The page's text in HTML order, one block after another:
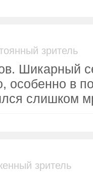
зритель
Шикарный
особенно в
слишком
зритель